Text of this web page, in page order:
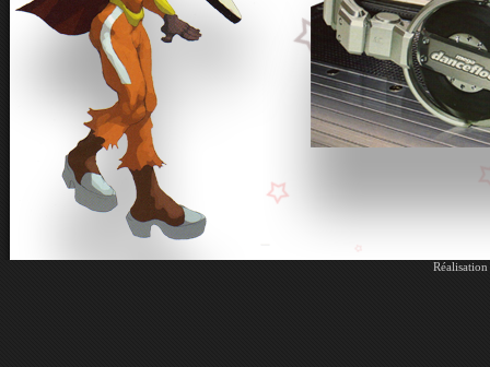
Réalisation